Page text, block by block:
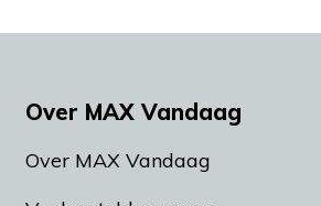
Over MAX Vandaag
Over MAX Vandaag